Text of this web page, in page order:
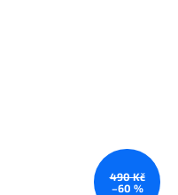
490 Kč
–60 %